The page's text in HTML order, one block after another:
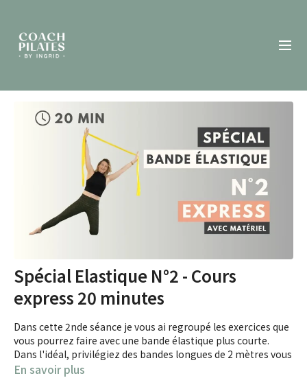
Spécial Elastique N°2 - Cours
express 20 minutes
Dans cette 2nde séance je vous ai regroupé les exercices que
vous pourrez faire avec une bande élastique plus courte.
Dans l'idéal, privilégiez des bandes longues de 2 mètres vous
pourrez faire plus d'exercices comme dans le cours N°1 par
En savoir plus